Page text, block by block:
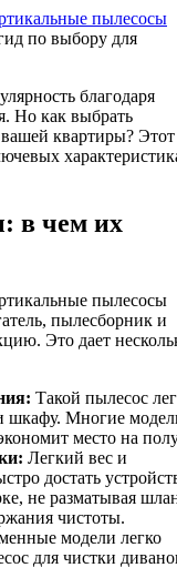
пылесосы
по выбору для
благодаря
Но как выбрать
вашей квартиры? Этот
в чем их
пылесосы
пылесборник и
Это дает
Такой пылесос
шкафу. Многие
место на
Легкий вес и
достать
не разматывая
чистоты.
модели легко
для чистки